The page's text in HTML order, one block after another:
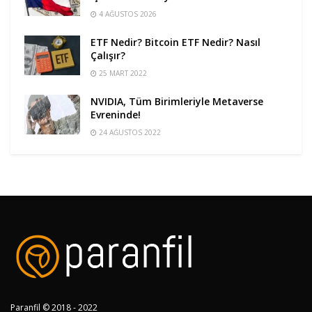
4 AĞUSTOS 2026
ETF Nedir? Bitcoin ETF Nedir? Nasıl
Çalışır?
25 MART 2022
NVIDIA, Tüm Birimleriyle Metaverse
Evreninde!
24 AĞUSTOS 2022
Paranfil © 2018 - 2022